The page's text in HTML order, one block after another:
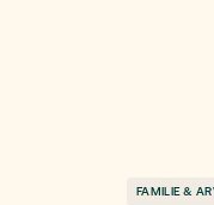
FAMILIE &